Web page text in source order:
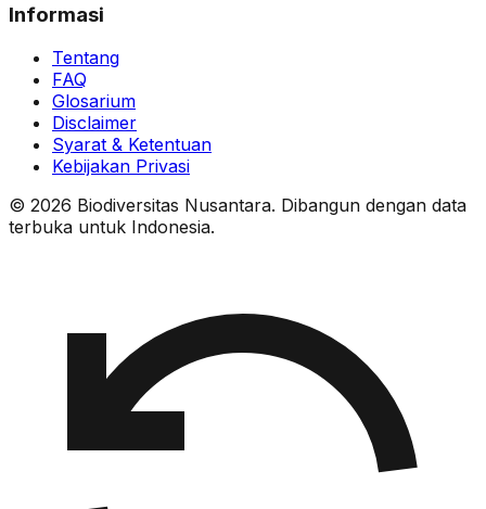
Informasi
Tentang
FAQ
Glosarium
Disclaimer
Syarat & Ketentuan
Kebijakan Privasi
© 2026 Biodiversitas Nusantara. Dibangun dengan data
terbuka untuk Indonesia.